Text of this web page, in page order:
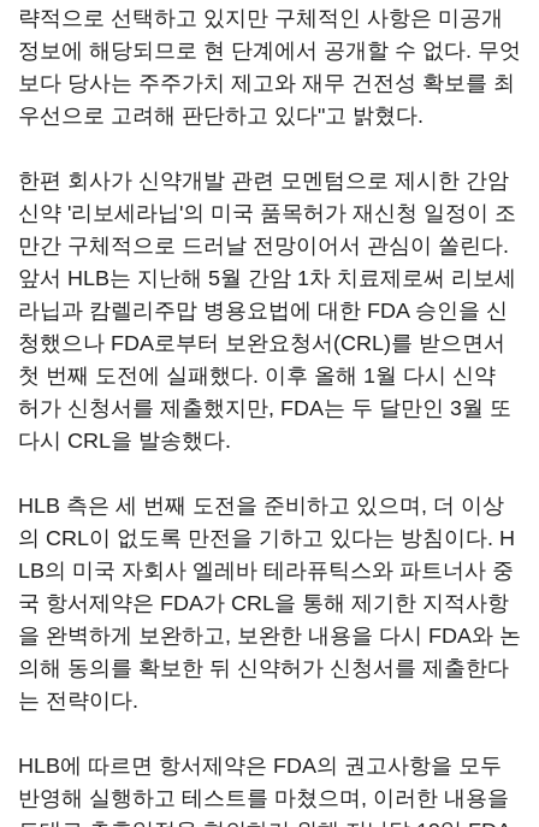
략적으로 선택하고 있지만 구체적인 사항은 미공개
정보에 해당되므로 현 단계에서 공개할 수 없다. 무엇
보다 당사는 주주가치 제고와 재무 건전성 확보를 최
우선으로 고려해 판단하고 있다"고 밝혔다.
한편 회사가 신약개발 관련 모멘텀으로 제시한 간암
신약 '리보세라닙'의 미국 품목허가 재신청 일정이 조
만간 구체적으로 드러날 전망이어서 관심이 쏠린다.
앞서 HLB는 지난해 5월 간암 1차 치료제로써 리보세
라닙과 캄렐리주맙 병용요법에 대한 FDA 승인을 신
청했으나 FDA로부터 보완요청서(CRL)를 받으면서
첫 번째 도전에 실패했다. 이후 올해 1월 다시 신약
허가 신청서를 제출했지만, FDA는 두 달만인 3월 또
다시 CRL을 발송했다.
HLB 측은 세 번째 도전을 준비하고 있으며, 더 이상
의 CRL이 없도록 만전을 기하고 있다는 방침이다. H
LB의 미국 자회사 엘레바 테라퓨틱스와 파트너사 중
국 항서제약은 FDA가 CRL을 통해 제기한 지적사항
을 완벽하게 보완하고, 보완한 내용을 다시 FDA와 논
의해 동의를 확보한 뒤 신약허가 신청서를 제출한다
는 전략이다.
HLB에 따르면 항서제약은 FDA의 권고사항을 모두
반영해 실행하고 테스트를 마쳤으며, 이러한 내용을